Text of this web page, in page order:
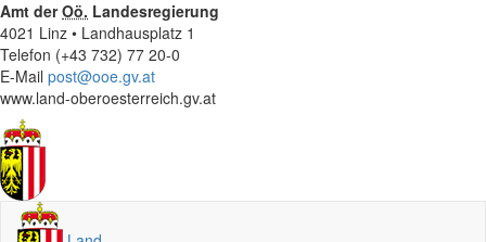
Amt derOö. Landesregierung
4021 Linz • Landhausplatz 1
Telefon (+43 732) 77 20-0
E-Mail post@ooe.gv.at
www.land-oberoesterreich.gv.at